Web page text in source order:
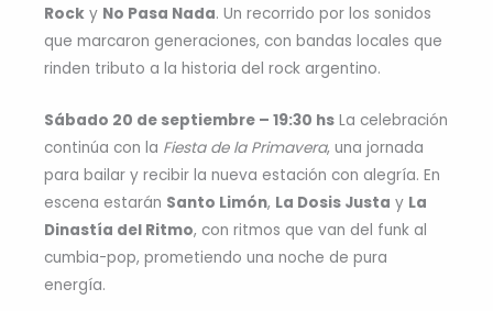
Rock y No Pasa Nada. Un recorrido por los sonidos
que marcaron generaciones, con bandas locales que
rinden tributo a la historia del rock argentino.
Sábado 20 de septiembre – 19:30 hs La celebración
continúa con la Fiesta de la Primavera, una jornada
para bailar y recibir la nueva estación con alegría. En
escena estarán Santo Limón, La Dosis Justa y La
Dinastía del Ritmo, con ritmos que van del funk al
cumbia-pop, prometiendo una noche de pura
energía.